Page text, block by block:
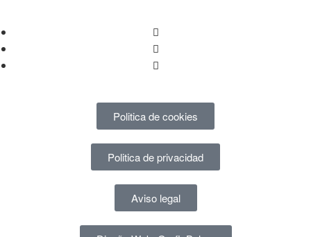
Politica de cookies
Politica de privacidad
Aviso legal